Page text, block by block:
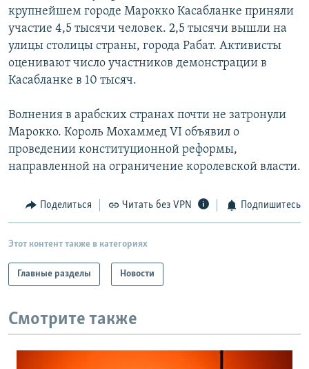
крупнейшем городе Марокко Касабланке приняли
участие 4,5 тысячи человек. 2,5 тысячи вышли на
улицы столицы страны, города Рабат. Активисты
оценивают число участников демонстрации в
Касабланке в 10 тысяч.
Волнения в арабских странах почти не затронули
Марокко. Король Мохаммед VI объявил о
проведении конституционной реформы,
направленной на ограничение королевской власти.
Поделиться Читать без VPN Подпишитесь
Этот контент также в категориях
Главные разделы Новости
Смотрите также